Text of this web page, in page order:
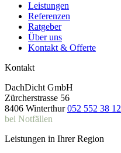
Leistungen
Referenzen
Ratgeber
Über uns
Kontakt & Offerte
Kontakt
DachDicht GmbH
Zürcherstrasse 56
8406 Winterthur 052 552 38 12
bei Notfällen
Leistungen in Ihrer Region